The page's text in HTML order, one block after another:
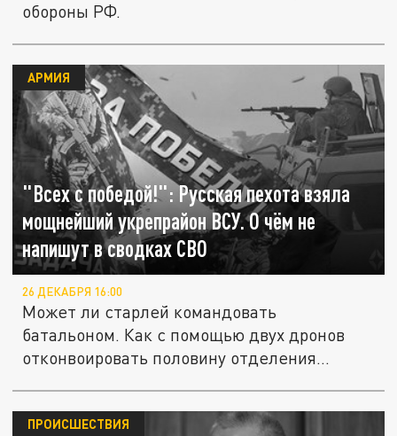
обороны РФ.
"Всех с победой!": Русская пехота взяла
мощнейший укрепрайон ВСУ. О чём не
напишут в сводках СВО
АРМИЯ
26 ДЕКАБРЯ 16:00
Может ли старлей командовать
батальоном. Как с помощью двух дронов
отконвоировать половину отделения
ПРОИСШЕСТВИЯ